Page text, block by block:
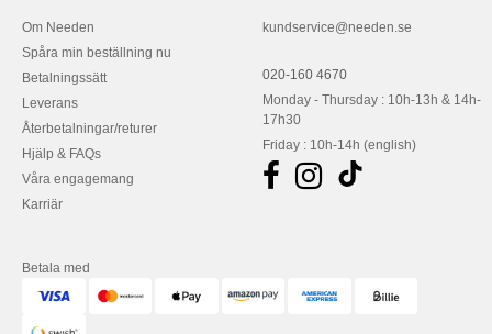
Om Needen
Spåra min beställning nu
Betalningssätt
Leverans
Återbetalningar/returer
Hjälp & FAQs
Våra engagemang
Karriär
kundservice@needen.se
020-160 4670
Monday - Thursday : 10h-13h & 14h-
17h30
Friday : 10h-14h (english)
Betala med